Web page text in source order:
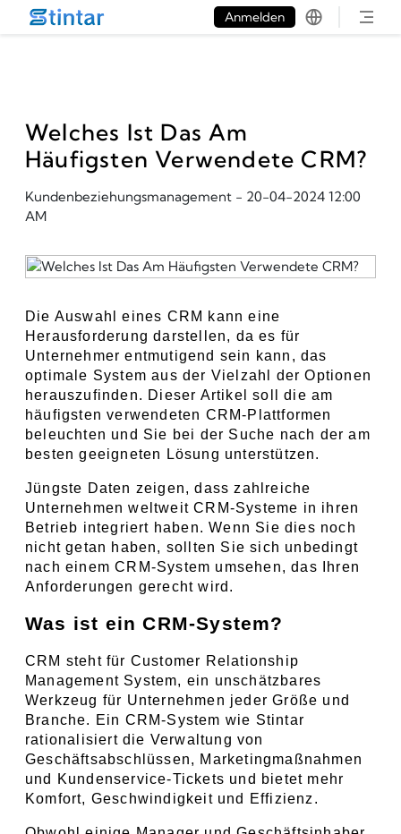
put google tag in file
Anmelden
Welches Ist Das Am
Häufigsten Verwendete CRM?
Kundenbeziehungsmanagement - 20-04-2024 12:00
AM
Die Auswahl eines CRM kann eine
Herausforderung darstellen, da es für
Unternehmer entmutigend sein kann, das
optimale System aus der Vielzahl der Optionen
herauszufinden. Dieser Artikel soll die am
häufigsten verwendeten CRM-Plattformen
beleuchten und Sie bei der Suche nach der am
besten geeigneten Lösung unterstützen.
Jüngste Daten zeigen, dass zahlreiche
Unternehmen weltweit CRM-Systeme in ihren
Betrieb integriert haben. Wenn Sie dies noch
nicht getan haben, sollten Sie sich unbedingt
nach einem CRM-System umsehen, das Ihren
Anforderungen gerecht wird.
Was ist ein CRM-System?
CRM steht für Customer Relationship
Management System, ein unschätzbares
Werkzeug für Unternehmen jeder Größe und
Branche. Ein CRM-System wie Stintar
rationalisiert die Verwaltung von
Geschäftsabschlüssen, Marketingmaßnahmen
und Kundenservice-Tickets und bietet mehr
Komfort, Geschwindigkeit und Effizienz.